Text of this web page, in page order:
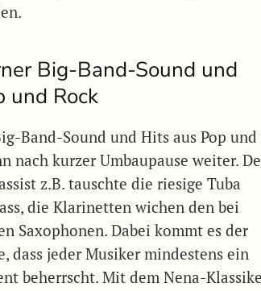
Big-Band-Sound und
und Rock
Band-Sound und Hits aus Pop und
nach kurzer Umbaupause weiter.
z.B. tauschte die riesige Tuba
die Klarinetten wichen den bei
Saxophonen. Dabei kommt es der
dass jeder Musiker mindestens ein
beherrscht. Mit dem Nena-